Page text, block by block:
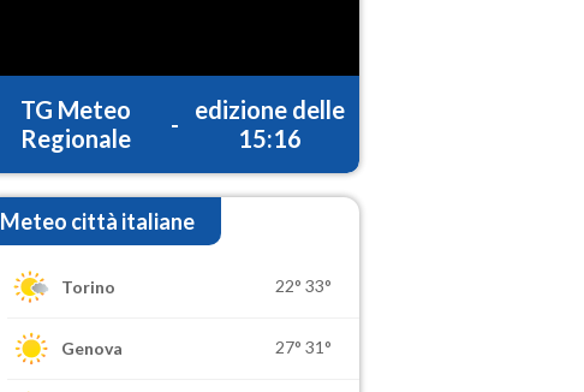
TG Meteo
Regionale
-
edizione delle
15:16
Meteo città italiane
Torino 22° 33°
Genova 27° 31°